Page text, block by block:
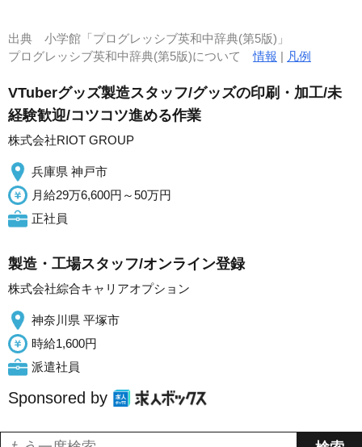
出典 小学館「プログレッシブ英和中辞典(第5版)」
プログレッシブ英和中辞典(第5版)について情報 | 凡例
VTuberグッズ製造スタッフ/グッズの印刷・加工/未
経験歓迎/コツコツ進める作業
株式会社RIOT GROUP
兵庫県 神戸市
月給29万6,600円～50万円
正社員
製造・工場スタッフ/オンライン登録
株式会社綜合キャリアオプション
神奈川県 平塚市
時給1,600円
派遣社員
Sponsored by